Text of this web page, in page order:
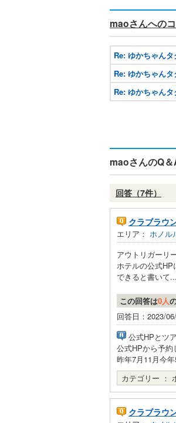
maoさんへの
Re: ゆかちゃん
Re: ゆかちゃん
Re: ゆかちゃん
maoさんのQ
回答（7件）
クラブラウ
エリア： ホノル
アウトリガーリ
ホテルの公式
できると書いて...
この回答は0人
回答日：2023/
公式HPとツ
公式HPから予約
昨年7月11月今
カテゴリー ：
クラブラウ